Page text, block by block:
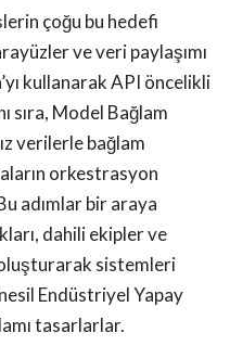
çoğu bu hedefi
ve veri paylaşımı
kullanarak API öncelikli
sıra, Model Bağlam
verilerle bağlam
orkestrasyon
adımlar bir araya
dahili ekipler ve
sistemleri
Endüstriyel Yapay
tasarlarlar.